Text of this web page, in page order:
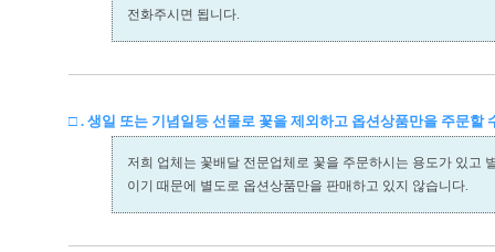
전화주시면 됩니다.
□ . 생일 또는 기념일등 선물로 꽃을 제외하고 옵션상품만을 주문할
저희 업체는 꽃배달 전문업체로 꽃을 주문하시는 용도가 있고
이기 때문에 별도로 옵션상품만을 판매하고 있지 않습니다.